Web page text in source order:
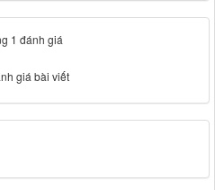
1 đánh giá
giá bài viết